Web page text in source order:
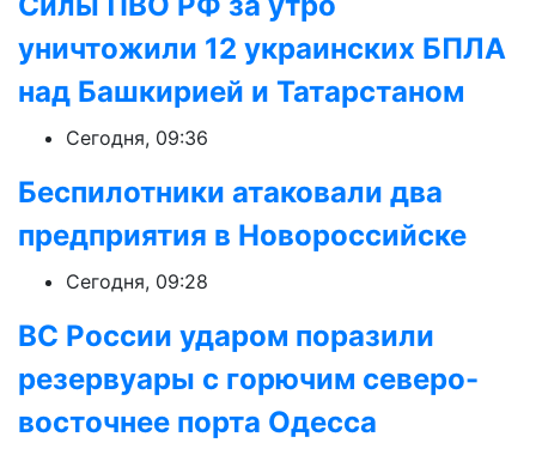
уничтожили 12 украинских БПЛА
над Башкирией и Татарстаном
Сегодня, 09:36
Беспилотники атаковали два
предприятия в Новороссийске
Сегодня, 09:28
ВС России ударом поразили
резервуары с горючим северо-
восточнее порта Одесса